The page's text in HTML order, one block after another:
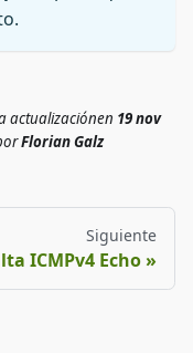
actualizaciónen 19 nov
Florian Galz
Siguiente
ICMPv4 Echo